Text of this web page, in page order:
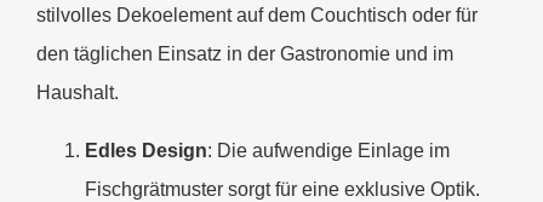
stilvolles Dekoelement auf dem Couchtisch oder für
den täglichen Einsatz in der Gastronomie und im
Haushalt.
Edles Design: Die aufwendige Einlage im
Fischgrätmuster sorgt für eine exklusive Optik.